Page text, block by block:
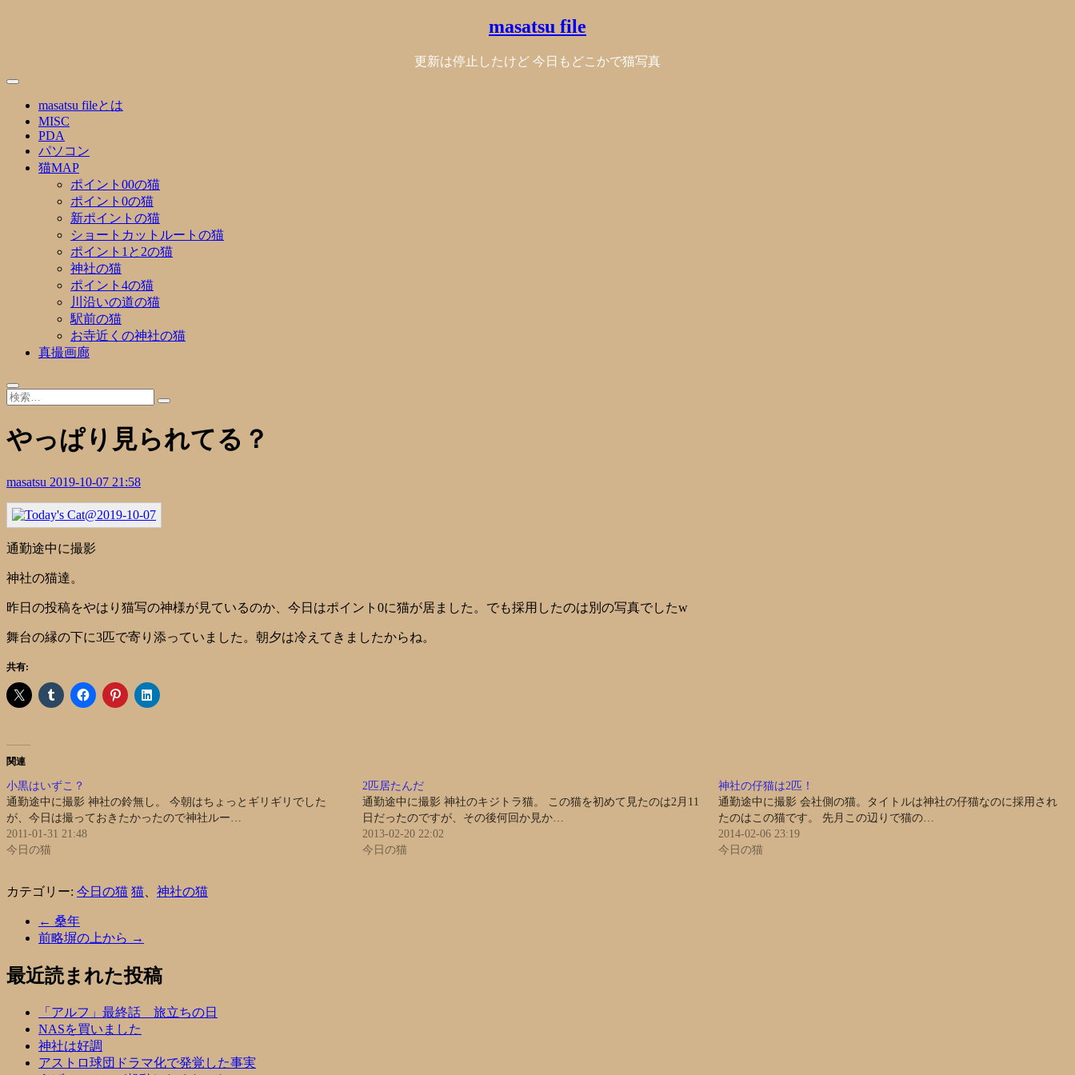
masatsu file
更新は停止したけど 今日もどこかで猫写真
masatsu fileとは
MISC
PDA
パソコン
猫MAP
ポイント00の猫
ポイント0の猫
新ポイントの猫
ショートカットルートの猫
ポイント1と2の猫
神社の猫
ポイント4の猫
川沿いの道の猫
駅前の猫
お寺近くの神社の猫
真撮画廊
やっぱり見られてる？
masatsu 2019-10-07 21:58
通勤途中に撮影
神社の猫達。
昨日の投稿をやはり猫写の神様が見ているのか、今日はポイント0に猫が居ました。でも採用したのは別の写真でしたw
舞台の縁の下に3匹で寄り添っていました。朝夕は冷えてきましたからね。
共有:
関連
小黒はいずこ？
通勤途中に撮影 神社の鈴無し。 今朝はちょっとギリギリでした
が、今日は撮っておきたかったので神社ルー…
2011-01-31 21:48
今日の猫
2匹居たんだ
通勤途中に撮影 神社のキジトラ猫。 この猫を初めて見たのは2月11
日だったのですが、その後何回か見か…
2013-02-20 22:02
今日の猫
神社の仔猫は2匹！
通勤途中に撮影 会社側の猫。タイトルは神社の仔猫なのに採用され
たのはこの猫です。 先月この辺りで猫の…
2014-02-06 23:19
今日の猫
カテゴリー: 今日の猫 猫 神社の猫
← 桑年
前略塀の上から →
最近読まれた投稿
「アルフ」最終話 旅立ちの日
NASを買いました
神社は好調
アストロ球団ドラマ化で発覚した事実